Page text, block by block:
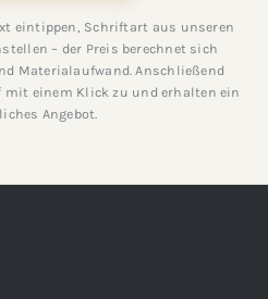
eintippen, Schriftart aus unseren
– der Preis berechnet sich
Materialaufwand. Anschließend
mit einem Klick zu und erhalten ein
Angebot.